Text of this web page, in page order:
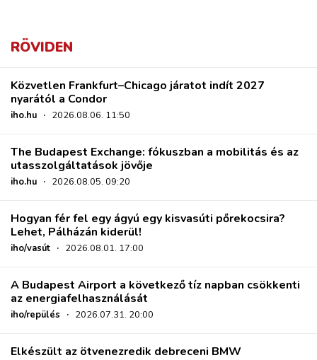
RÖVIDEN
Közvetlen Frankfurt–Chicago járatot indít 2027
nyarától a Condor
iho.hu · 2026.08.06. 11:50
The Budapest Exchange: fókuszban a mobilitás és az
utasszolgáltatások jövője
iho.hu · 2026.08.05. 09:20
Hogyan fér fel egy ágyú egy kisvasúti pőrekocsira?
Lehet, Pálházán kiderül!
iho/vasút · 2026.08.01. 17:00
A Budapest Airport a következő tíz napban csökkenti
az energiafelhasználását
iho/repülés · 2026.07.31. 20:00
Elkészült az ötvenezredik debreceni BMW